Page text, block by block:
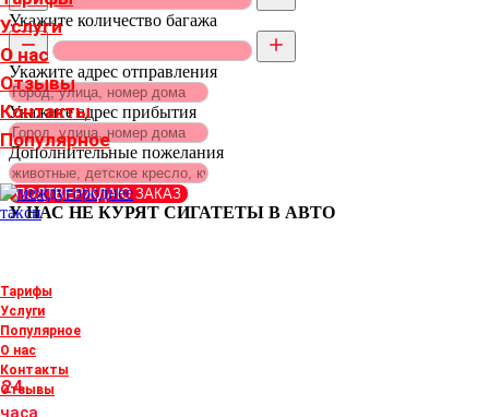
Услуги
О нас
Отзывы
Контакты
Популярное
+380505687015
+380632213472
24
часа
Тарифы
Услуги
Популярное
О нас
Контакты
Отзывы
Укажите количество багажа
Укажите адрес отправления
Укажите адрес прибытия
Дополнительные пожелания
ПОДТВЕРЖДАЮ ЗАКАЗ
У НАС НЕ КУРЯТ СИГАТЕТЫ В АВТО